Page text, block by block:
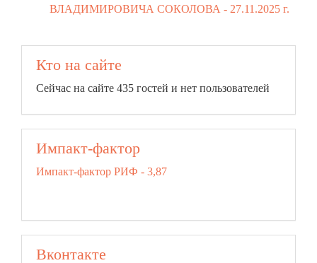
ВЛАДИМИРОВИЧА СОКОЛОВА - 27.11.2025 г.
Кто на сайте
Сейчас на сайте 435 гостей и нет пользователей
Импакт-фактор
Импакт-фактор РИФ - 3,87
Вконтакте